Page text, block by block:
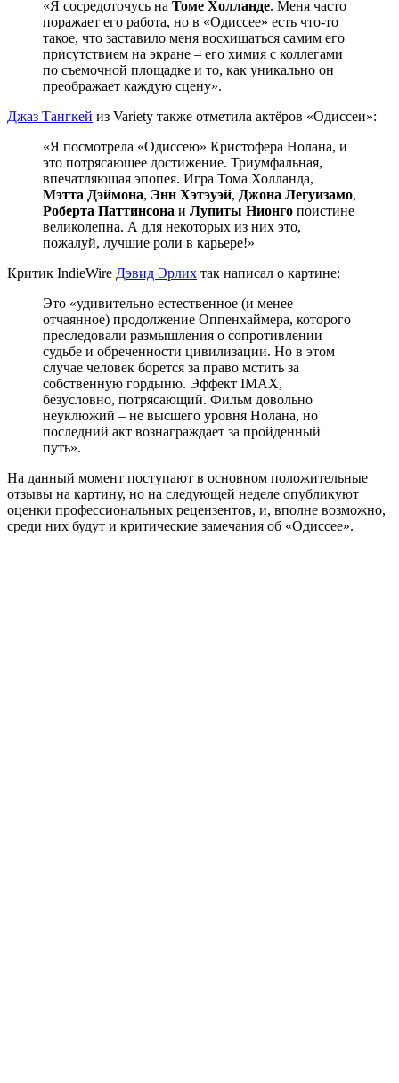
«Я сосредоточусь на Томе Холланде. Меня часто
поражает его работа, но в «Одиссее» есть что-то
такое, что заставило меня восхищаться самим его
присутствием на экране – его химия с коллегами
по съемочной площадке и то, как уникально он
преображает каждую сцену».
Джаз Тангкей из Variety также отметила актёров «Одиссеи»:
«Я посмотрела «Одиссею» Кристофера Нолана, и
это потрясающее достижение. Триумфальная,
впечатляющая эпопея. Игра Тома Холланда,
Мэтта Дэймона, Энн Хэтэуэй, Джона Легуизамо,
Роберта Паттинсона и Лупиты Нионго поистине
великолепна. А для некоторых из них это,
пожалуй, лучшие роли в карьере!»
Критик IndieWire Дэвид Эрлих так написал о картине:
Это «удивительно естественное (и менее
отчаянное) продолжение Оппенхаймера, которого
преследовали размышления о сопротивлении
судьбе и обреченности цивилизации. Но в этом
случае человек борется за право мстить за
собственную гордыню. Эффект IMAX,
безусловно, потрясающий. Фильм довольно
неуклюжий – не высшего уровня Нолана, но
последний акт вознаграждает за пройденный
путь».
На данный момент поступают в основном положительные
отзывы на картину, но на следующей неделе опубликуют
оценки профессиональных рецензентов, и, вполне возможно,
среди них будут и критические замечания об «Одиссее».